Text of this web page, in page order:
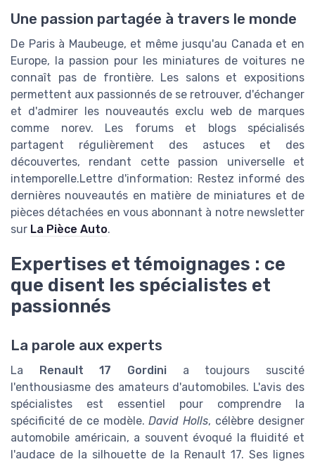
Une passion partagée à travers le monde
De Paris à Maubeuge, et même jusqu'au Canada et en
Europe, la passion pour les miniatures de voitures ne
connaît pas de frontière. Les salons et expositions
permettent aux passionnés de se retrouver, d'échanger
et d'admirer les nouveautés exclu web de marques
comme norev. Les forums et blogs spécialisés
partagent régulièrement des astuces et des
découvertes, rendant cette passion universelle et
intemporelle.Lettre d'information: Restez informé des
dernières nouveautés en matière de miniatures et de
pièces détachées en vous abonnant à notre newsletter
sur La Pièce Auto.
Expertises et témoignages : ce
que disent les spécialistes et
passionnés
La parole aux experts
La Renault 17 Gordini a toujours suscité
l'enthousiasme des amateurs d'automobiles. L'avis des
spécialistes est essentiel pour comprendre la
spécificité de ce modèle.David Holls, célèbre designer
automobile américain, a souvent évoqué la fluidité et
l'audace de la silhouette de la Renault 17. Ses lignes